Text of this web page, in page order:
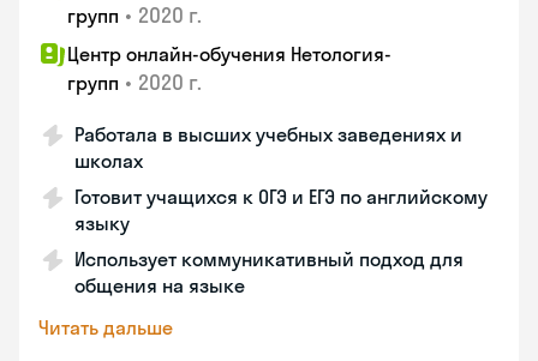
групп • 2020 г.
Центр онлайн-обучения Нетология-
групп • 2020 г.
Работала в высших учебных заведениях и
школах
Готовит учащихся к ОГЭ и ЕГЭ по английскому
языку
Использует коммуникативный подход для
общения на языке
Читать дальше